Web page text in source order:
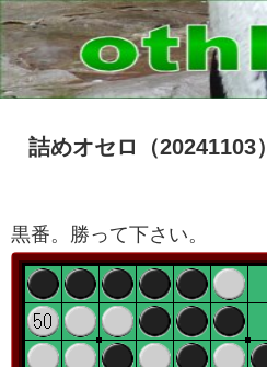
詰めオセロ（20241103）
黒番。勝って下さい。